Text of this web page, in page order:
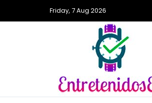
Friday, 7 Aug 2026